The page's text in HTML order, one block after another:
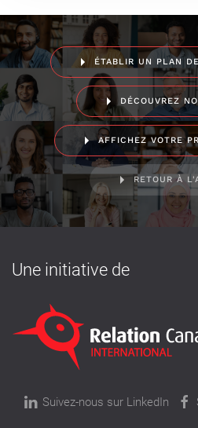
ÉTABLIR UN PLAN
DÉCOUVREZ
AFFICHEZ VOTRE
RETOUR À
Une initiative de
Suivez-nous sur LinkedIn